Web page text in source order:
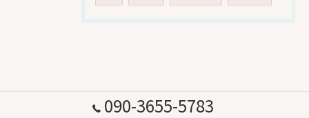
090-3655-5783